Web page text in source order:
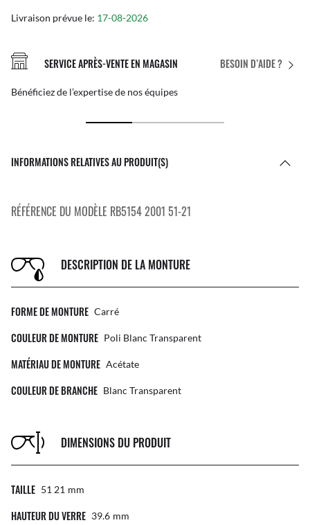
Livraison prévue le: 17-08-2026
BESOIN D’AIDE ?
SERVICE APRÈS-VENTE EN MAGASIN
Bénéficiez de l’expertise de nos équipes
INFORMATIONS RELATIVES AU PRODUIT(S)
RÉFÉRENCE DU MODÈLE RB5154 2001 51-21
DESCRIPTION DE LA MONTURE
FORME DE MONTURE Carré
COULEUR DE MONTURE Poli Blanc Transparent
MATÉRIAU DE MONTURE Acétate
COULEUR DE BRANCHE Blanc Transparent
DIMENSIONS DU PRODUIT
TAILLE 51 21 Mm
HAUTEUR DU VERRE 39.6 Mm